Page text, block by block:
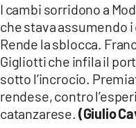
I cambi sorridono a
che stava assumendo
Rende la sblocca.
Gigliotti che infila il
sotto l’incrocio.
rendese, contro
catanzarese. (Giulio